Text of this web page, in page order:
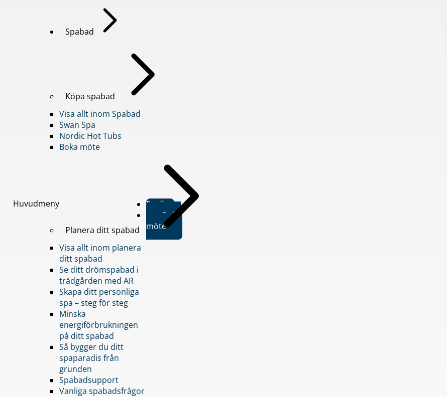
Huvudmeny
Spabad
Köpa spabad
Visa allt inom Spabad
Swan Spa
Nordic Hot Tubs
Boka möte
Planera ditt spabad
Visa allt inom planera
ditt spabad
Se ditt drömspabad i
trädgården med AR
Skapa ditt personliga
spa – steg för steg
Minska
energiförbrukningen
på ditt spabad
Så bygger du ditt
spaparadis från
grunden
Spabadsupport
Vanliga spabadsfrågor
Butiker
Boka
möte